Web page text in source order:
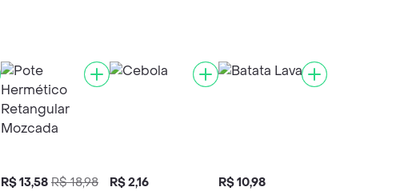
R$ 13,58 R$ 18,98 R$ 2,16 R$ 10,98